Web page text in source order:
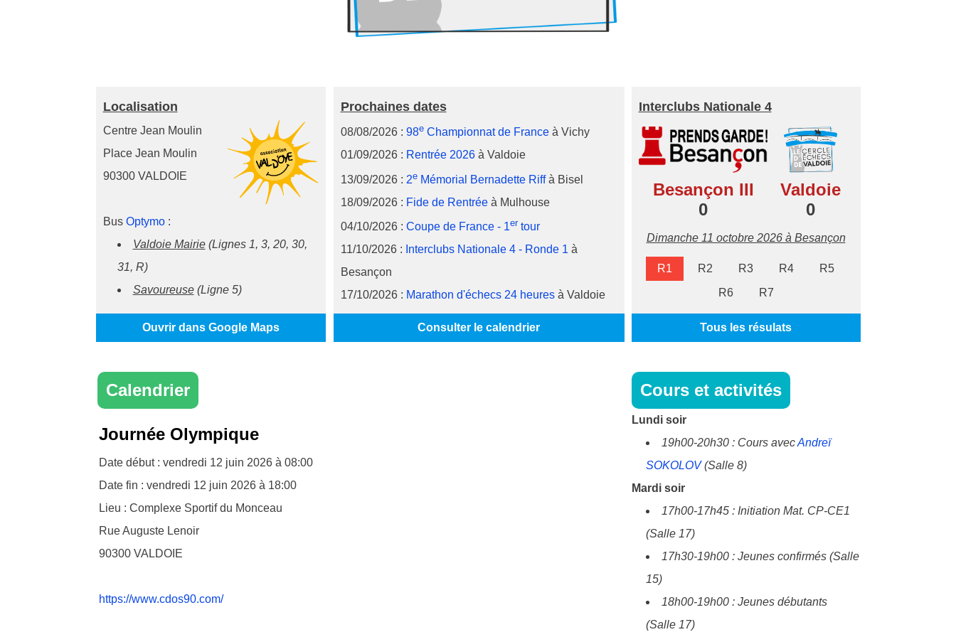
Localisation
Centre Jean Moulin
Place Jean Moulin
90300 VALDOIE
Bus Optymo:
Valdoie Mairie(Lignes 1, 3, 20, 30,
31, R)
Savoureuse(Ligne 5)
Prochaines dates
08/08/2026 : 98eChampionnat de Franceà Vichy
01/09/2026 : Rentrée 2026à Valdoie
13/09/2026 : 2eMémorial Bernadette Riffà Bisel
18/09/2026 : Fide de Rentréeà Mulhouse
04/10/2026 : Coupe de France - 1er tour
11/10/2026 : Interclubs Nationale 4 - Ronde 1 à
Besançon
17/10/2026 : Marathon d'échecs 24 heuresà Valdoie
Interclubs Nationale 4
Besançon III
Valdoie
0
0
Dimanche 11 octobre 2026 à Besançon
R1 R2 R3 R4
R5
R6
R7
Ouvrir dans Google Maps Consulter le calendrier Tous les résulats
Calendrier
Journée Olympique
Date début : vendredi 12 juin 2026 à 08:00
Date fin : vendredi 12 juin 2026 à 18:00
Lieu : Complexe Sportif du Monceau
Rue Auguste Lenoir
90300 VALDOIE
https://www.cdos90.com/
Cours et activités
Lundi soir
19h00-20h30 : Cours avecAndreï
SOKOLOV(Salle 8)
Mardi soir
17h00-17h45 : Initiation Mat. CP-CE1
(Salle 17)
17h30-19h00 : Jeunes confirmés (Salle
15)
18h00-19h00 : Jeunes débutants
(Salle 17)